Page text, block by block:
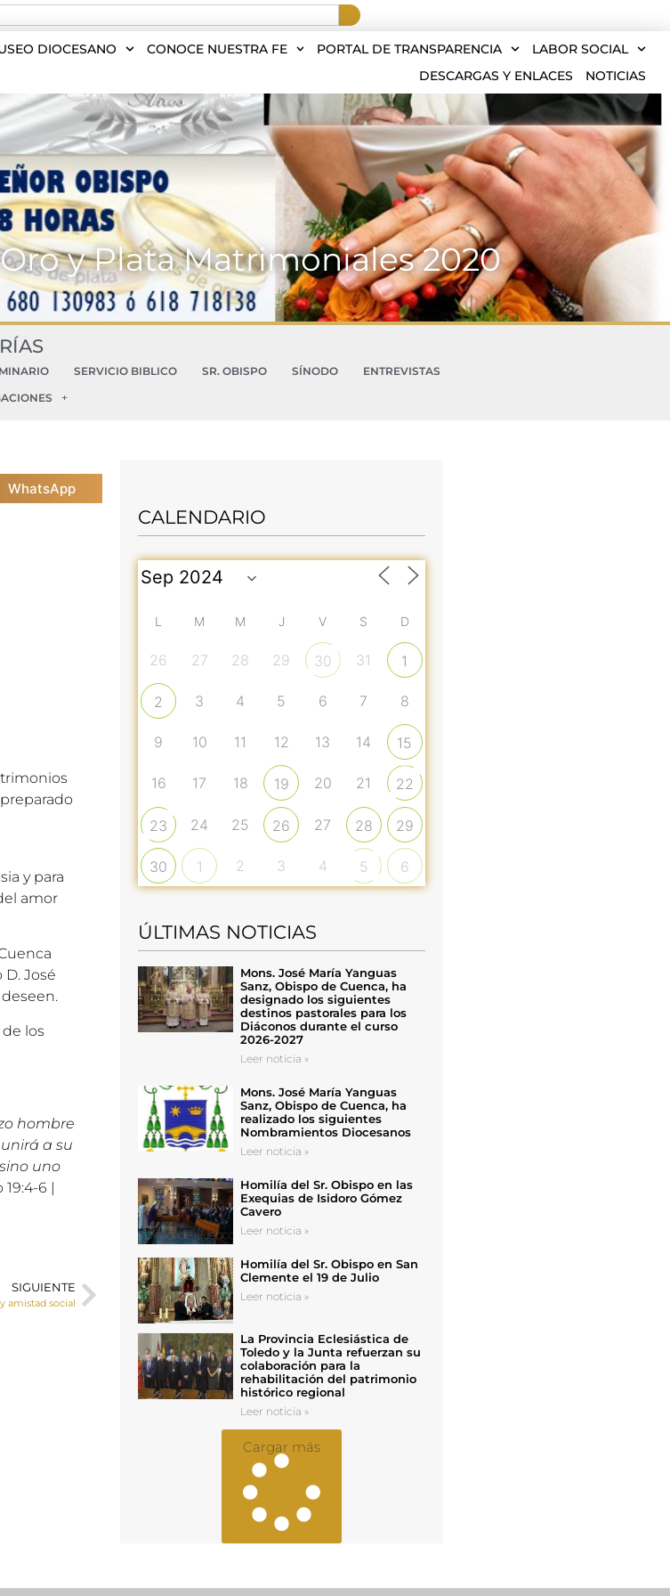
DIOCESANO CONOCE NUESTRA FE PORTAL DE TRANSPARENCIA
LABOR SOCIAL
DESCARGAS Y ENLACES
NOTICIAS
y Plata Matrimoniales 2020
SERVICIO BIBLICO SR. OBISPO SÍNODO
ENTREVISTAS
WhatsApp
y para
amor
José
los
hombre
a su
uno
19:4-6 |
SIGUIENTE
amistad social
CALENDARIO
L M M J V S D
26 27 28 29 30 31 1
2 3 4 5 6 7 8
9 10 11 12 13 14 15
16 17 18 19 20 21 22
23 24 25 26 27 28 29
30 1 2 3 4 5 6
ÚLTIMAS NOTICIAS
Mons. José María Yanguas
Sanz, Obispo de Cuenca, ha
designado los siguientes
destinos pastorales para los
Diáconos durante el curso
2026-2027
Leer noticia »
Mons. José María Yanguas
Sanz, Obispo de Cuenca, ha
realizado los siguientes
Nombramientos Diocesanos
Leer noticia »
Homilía del Sr. Obispo en las
Exequias de Isidoro Gómez
Cavero
Leer noticia »
Homilía del Sr. Obispo en San
Clemente el 19 de Julio
Leer noticia »
La Provincia Eclesiástica de
Toledo y la Junta refuerzan su
colaboración para la
rehabilitación del patrimonio
histórico regional
Leer noticia »
Cargar más